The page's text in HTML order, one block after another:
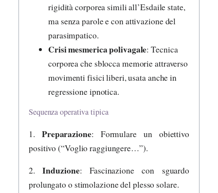
rigidità corporea simili all’Esdaile state,
ma senza parole e con attivazione del
parasimpatico.
Crisi mesmerica polivagale: Tecnica
corporea che sblocca memorie attraverso
movimenti fisici liberi, usata anche in
regressione ipnotica.
Sequenza operativa tipica
1. Preparazione: Formulare un obiettivo
positivo (“Voglio raggiungere…”).
2.Induzione: Fascinazione con sguardo
prolungato o stimolazione del plesso solare.